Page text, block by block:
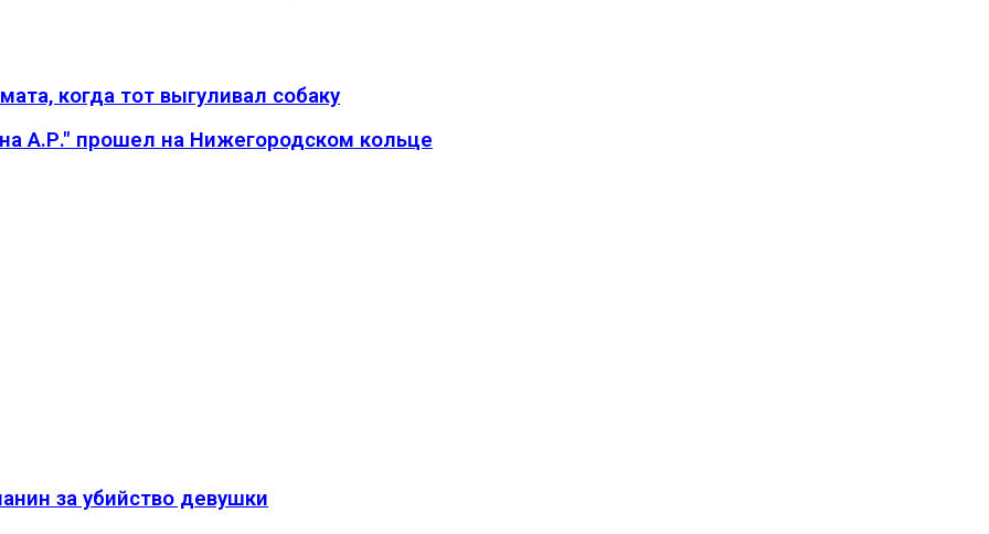
когда тот выгуливал собаку
А.Р." прошел на Нижегородском кольце
за убийство девушки